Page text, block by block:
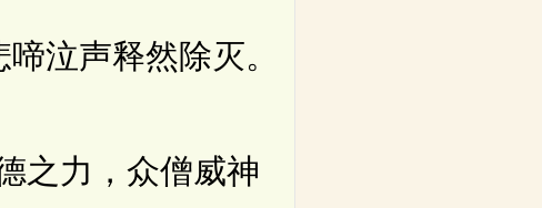
泣声释然除灭。
之力，众僧威神